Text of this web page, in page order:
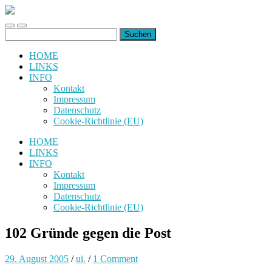
uiuiuiuiuiuiui.de
Toggle
mobile
Toggle
search
nach:
HOME
LINKS
INFO
Kontakt
Impressum
Datenschutz
Cookie-Richtlinie (EU)
HOME
LINKS
INFO
Kontakt
Impressum
Datenschutz
Cookie-Richtlinie (EU)
102 Gründe gegen die Post
29. August 2005 /ui. / 1 Comment